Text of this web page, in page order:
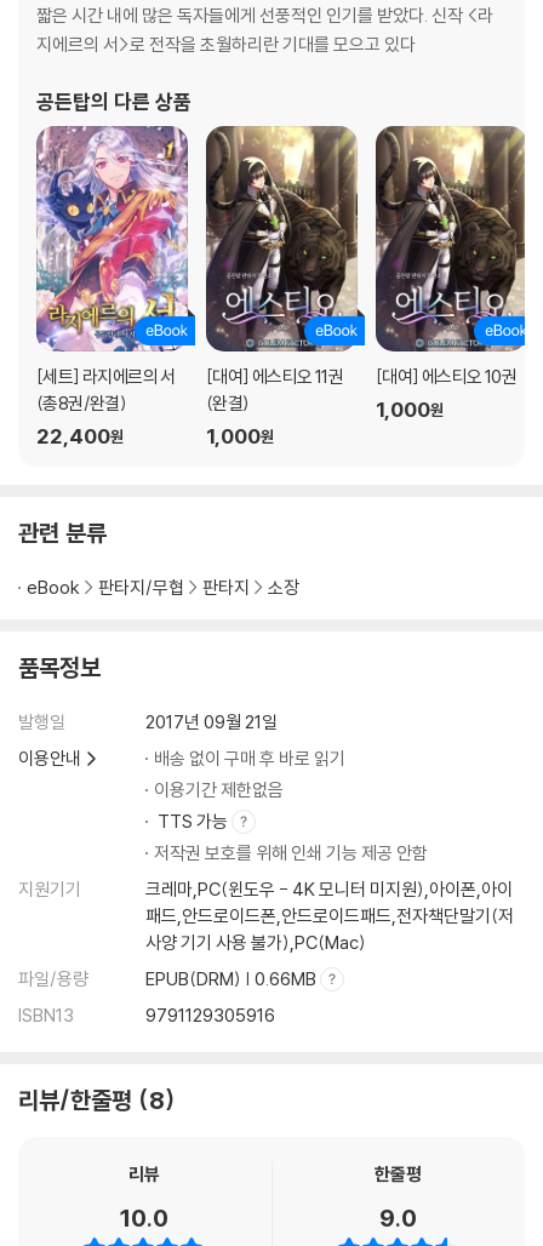
짧은 시간 내에 많은 독자들에게 선풍적인 인기를 받았다. 신작 <라
지에르의 서>로 전작을 초월하리란 기대를 모으고 있다
공든탑의 다른 상품
[세트] 라지에르의 서
(총8권/완결)
22,400원
[대여] 에스티오 11권
(완결)
1,000원
[대여] 에스티오 10권
1,000원
관련 분류
eBook 판타지/무협 판타지 소장
품목정보
발행일
2017년 09월 21일
이용안내
배송 없이 구매 후 바로 읽기
이용기간 제한없음
TTS 가능
저작권 보호를 위해 인쇄 기능 제공 안함
지원기기
크레마,PC(윈도우 - 4K 모니터 미지원),아이폰,아이
패드,안드로이드폰,안드로이드패드,전자책단말기(저
사양 기기 사용 불가),PC(Mac)
파일/용량
EPUB(DRM) | 0.66MB
ISBN13
9791129305916
리뷰/한줄평 8
리뷰
10.0
한줄평
9.0